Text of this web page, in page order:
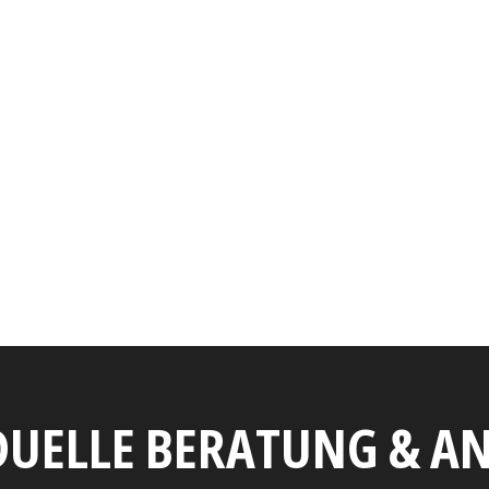
BERATUNG &